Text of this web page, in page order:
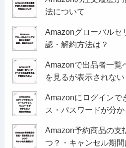
法について
Amazonグローバルセ
認・解約方法は？
Amazonで出品者一覧
を見るが表示されない
Amazonにログインで
ス・パスワードが分
Amazon予約商品の支
つ？・キャンセル期間